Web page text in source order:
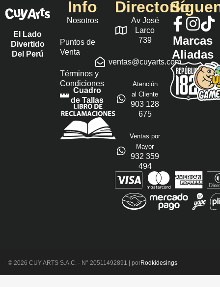
El Lado
Divertido
Del Perú
Info
Nosotros
Puntos de
Venta
Términos y
Condiciones
Cuadro
de Tallas
Directorio
Av José
Larco
739
ventas@cuyarts.com
Atención
al Cliente
903 128
675
Ventas por
Mayor
932 359
494
Marcas
Aliadas
© 2026 CUY ARTS S.A.C. - N° 20511492891 | porRodkidesings